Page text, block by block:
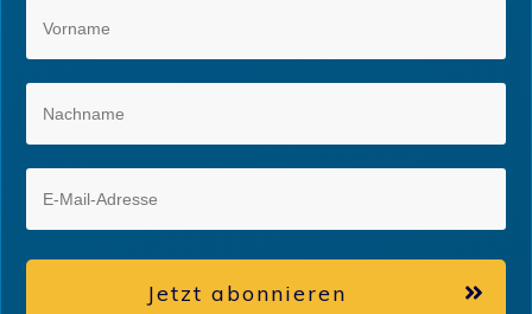
Jetzt abonnieren